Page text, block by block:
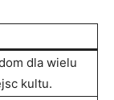
dla wielu
kultu.